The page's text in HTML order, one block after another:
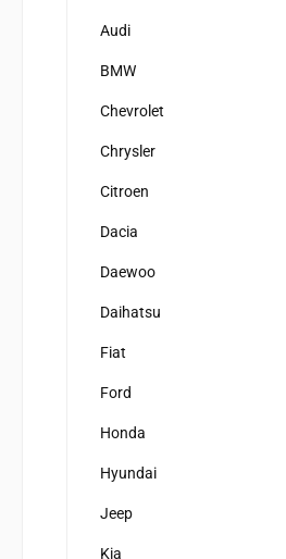
Audi
BMW
Chevrolet
Chrysler
Citroen
Dacia
Daewoo
Daihatsu
Fiat
Ford
Honda
Hyundai
Jeep
Kia